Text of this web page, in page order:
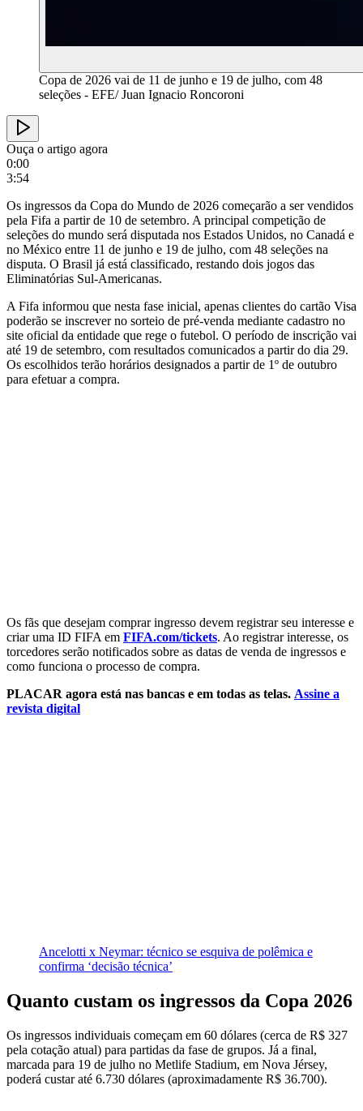
Copa de 2026 vai de 11 de junho e 19 de julho, com 48
seleções - EFE/ Juan Ignacio Roncoroni
Ouça o artigo agora
0:00
3:54
Os ingressos da Copa do Mundo de 2026 começarão a ser vendidos
pela Fifa a partir de 10 de setembro. A principal competição de
seleções do mundo será disputada nos Estados Unidos, no Canadá e
no México entre 11 de junho e 19 de julho, com 48 seleções na
disputa. O Brasil já está classificado, restando dois jogos das
Eliminatórias Sul-Americanas.
A Fifa informou que nesta fase inicial, apenas clientes do cartão Visa
poderão se inscrever no sorteio de pré-venda mediante cadastro no
site oficial da entidade que rege o futebol. O período de inscrição vai
até 19 de setembro, com resultados comunicados a partir do dia 29.
Os escolhidos terão horários designados a partir de 1º de outubro
para efetuar a compra.
Os fãs que desejam comprar ingresso devem registrar seu interesse e
criar uma ID FIFA em FIFA.com/tickets. Ao registrar interesse, os
torcedores serão notificados sobre as datas de venda de ingressos e
como funciona o processo de compra.
PLACAR agora está nas bancas e em todas as telas. Assine a
revista digital
Ancelotti x Neymar: técnico se esquiva de polêmica e
confirma ‘decisão técnica’
Quanto custam os ingressos da Copa 2026
Os ingressos individuais começam em 60 dólares (cerca de R$ 327
pela cotação atual) para partidas da fase de grupos. Já a final,
marcada para 19 de julho no Metlife Stadium, em Nova Jérsey,
poderá custar até 6.730 dólares (aproximadamente R$ 36.700).